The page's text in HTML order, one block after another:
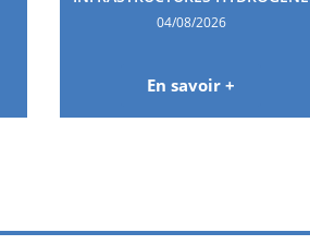
04/08/2026
En savoir +